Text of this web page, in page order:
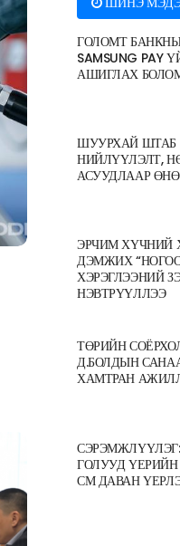
ГОЛОМТ
SAMSUNG PAY
АШИГЛАХ
ШУУРХАЙ
НИЙЛҮҮЛЭЛТ,
АСУУДЛААР
ЭРЧИМ ХҮЧНИЙ
ДЭМЖИХ
ХЭРЭГЛЭЭНИЙ
НЭВТРҮҮЛЛЭЭ
ТӨРИЙН
Д.БОЛДЫН
ХАМТРАН
ГОЛУУД
СМ ДАВАН